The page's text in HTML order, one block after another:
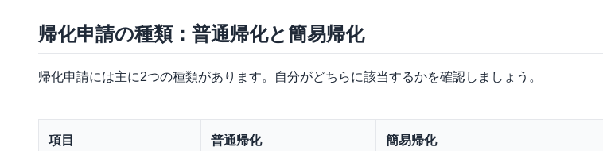
帰化申請の種類：普通帰化と簡易帰化
帰化申請には主に2つの種類があります。自分がどちらに該当するかを確認しましょう。
項目 普通帰化 簡易帰化